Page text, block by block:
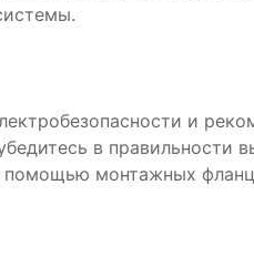
и
в правильности
помощью монтажных